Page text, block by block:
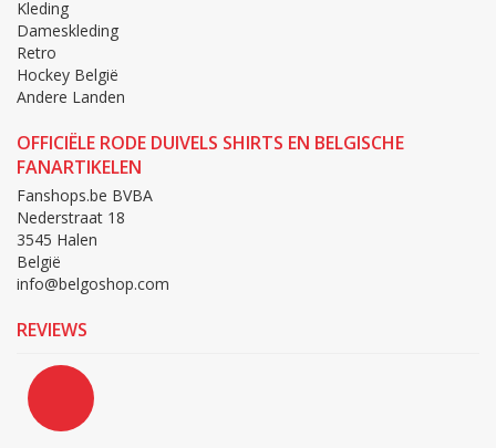
Kleding
Dameskleding
Retro
Hockey België
Andere Landen
OFFICIËLE RODE DUIVELS SHIRTS EN BELGISCHE
FANARTIKELEN
Fanshops.be BVBA
Nederstraat 18
3545 Halen
België
info@belgoshop.com
REVIEWS